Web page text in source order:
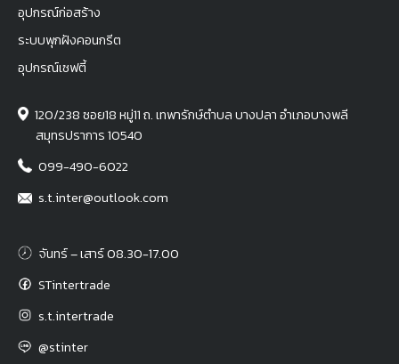
อุปกรณ์ก่อสร้าง
ระบบพุกฝังคอนกรีต
อุปกรณ์เซฟตี้
120/238 ซอย18 หมู่11 ถ. เทพารักษ์ตำบล บางปลา อำเภอบางพลี
สมุทรปราการ 10540
099-490-6022
s.t.inter@outlook.com
จันทร์ – เสาร์ 08.30-17.00
STintertrade
s.t.intertrade
@stinter